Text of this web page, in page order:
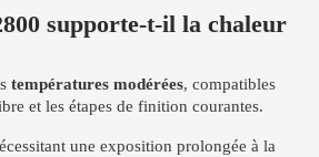
supporte-t-il la chaleur
températures modérées, compatibles
et les étapes de finition courantes.
une exposition prolongée à la